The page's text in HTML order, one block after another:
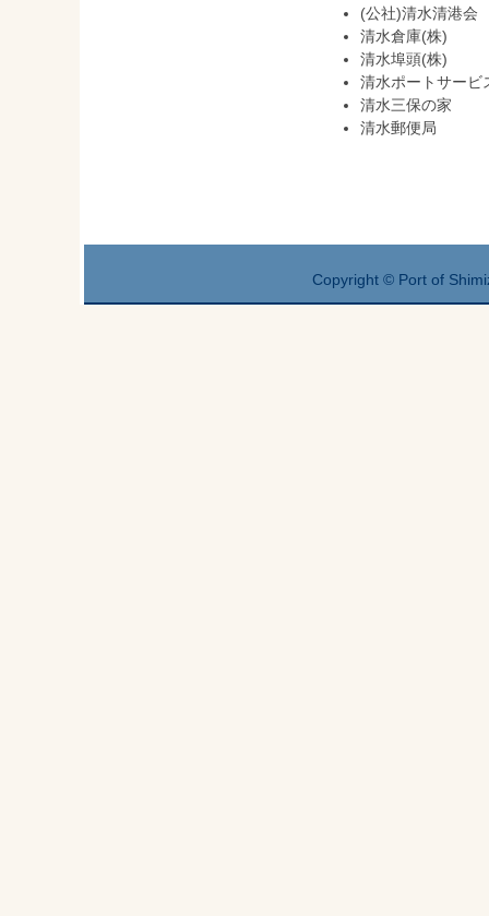
(公社)清水清港会
清水倉庫(株)
清水埠頭(株)
清水ポートサービ
清水三保の家
清水郵便局
Copyright © Port of